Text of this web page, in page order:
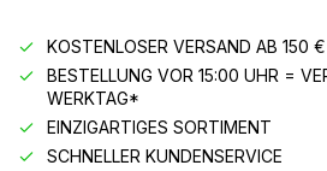
KOSTENLOSER VERSAND AB 150 €
BESTELLUNG VOR 15:00 UHR =
WERKTAG*
EINZIGARTIGES SORTIMENT
SCHNELLER KUNDENSERVICE